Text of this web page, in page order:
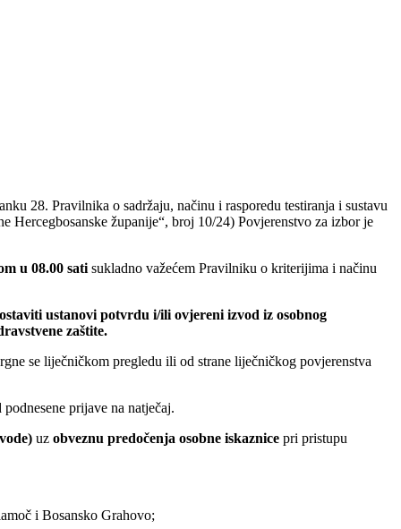
28. Pravilnika o sadržaju, načinu i rasporedu testiranja i sustavu
županije“, broj 10/24) Povjerenstvo za izbor je
u 08.00 sati sukladno važećem Pravilniku o kriterijima i načinu
ustanovi potvrdu i/ili ovjereni izvod iz osobnog
zaštite.
se liječničkom pregledu ili od strane liječničkog povjerenstva
prijave na natječaj.
uz obveznu predočenja osobne iskaznice pri pristupu
i Bosansko Grahovo;